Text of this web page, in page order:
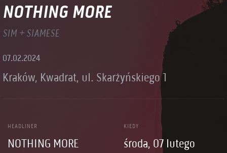
NOTHING MORE
SIM + SIAMESE
07.02.2024
Kraków, Kwadrat, ul. Skarżyńskiego 1
HEADLINER
NOTHING MORE
KIEDY
środa, 07 lutego